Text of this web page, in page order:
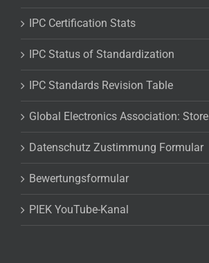
IPC Certification Stats
IPC Status of Standardization
IPC Standards Revision Table
Global Electronics Association: Store
Datenschutz Zustimmung Formular
Bewertungsformular
PIEK YouTube-Kanal